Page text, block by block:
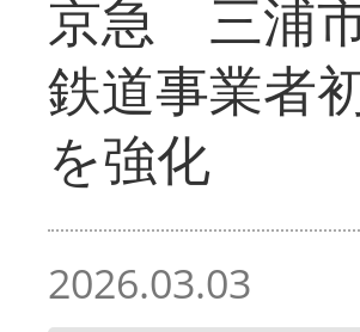
京急 三浦
鉄道事業者
を強化
2026.03.03